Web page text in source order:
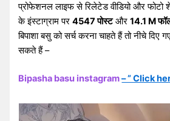
प्रोफेशनल लाइफ से रिलेटेड वीडियो और फोटो
के इंस्टाग्राम पर4547 पोस्टऔर14.1 M
बिपाशा बसु को सर्च करना चाहते हैं तो नीचे
सकते हैं –
Bipasha basu instagram– ” Click